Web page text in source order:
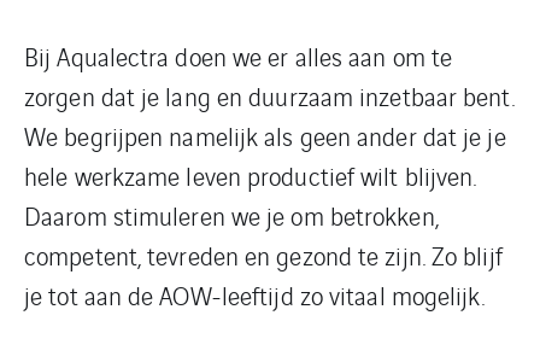
Bij Aqualectra doen we er alles aan om te
zorgen dat je lang en duurzaam inzetbaar bent.
We begrijpen namelijk als geen ander dat je je
hele werkzame leven productief wilt blijven.
Daarom stimuleren we je om betrokken,
competent, tevreden en gezond te zijn. Zo blijf
je tot aan de AOW-leeftijd zo vitaal mogelijk.